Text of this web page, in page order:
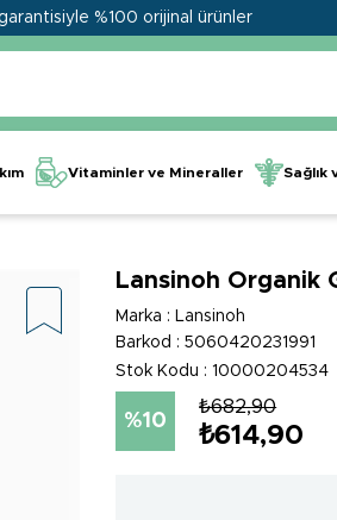
%100 orijinal ürünler
Vitaminler ve Mineraller Sağlık
Lansinoh Organik
Marka : Lansinoh
Barkod : 5060420231991
Stok Kodu
10000204534
10
₺682,90
₺614,90